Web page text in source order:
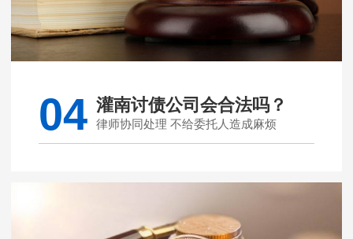
04 灌南讨债公司会合法吗？
律师协同处理 不给委托人造成麻烦